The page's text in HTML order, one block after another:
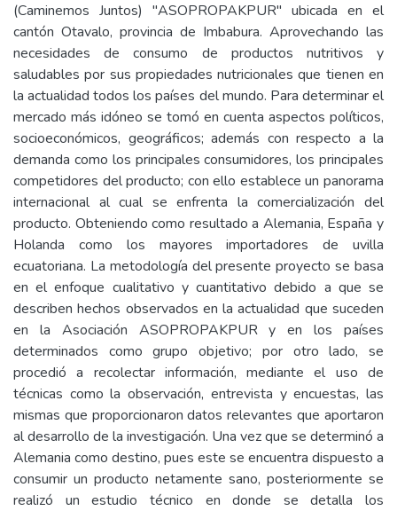
(Caminemos Juntos) "ASOPROPAKPUR" ubicada en el
cantón Otavalo, provincia de Imbabura. Aprovechando las
necesidades de consumo de productos nutritivos y
saludables por sus propiedades nutricionales que tienen en
la actualidad todos los países del mundo. Para determinar el
mercado más idóneo se tomó en cuenta aspectos políticos,
socioeconómicos, geográficos; además con respecto a la
demanda como los principales consumidores, los principales
competidores del producto; con ello establece un panorama
internacional al cual se enfrenta la comercialización del
producto. Obteniendo como resultado a Alemania, España y
Holanda como los mayores importadores de uvilla
ecuatoriana. La metodología del presente proyecto se basa
en el enfoque cualitativo y cuantitativo debido a que se
describen hechos observados en la actualidad que suceden
en la Asociación ASOPROPAKPUR y en los países
determinados como grupo objetivo; por otro lado, se
procedió a recolectar información, mediante el uso de
técnicas como la observación, entrevista y encuestas, las
mismas que proporcionaron datos relevantes que aportaron
al desarrollo de la investigación. Una vez que se determinó a
Alemania como destino, pues este se encuentra dispuesto a
consumir un producto netamente sano, posteriormente se
realizó un estudio técnico en donde se detalla los